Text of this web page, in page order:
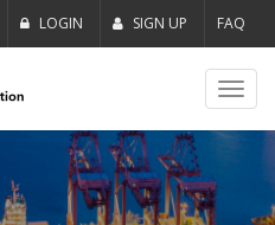
LOGIN SIGN UP FAQ